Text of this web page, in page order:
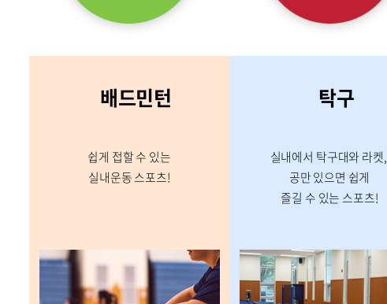
배드민턴
쉽게 접할 수 있는
실내운동 스포츠!
탁구
실내에서 탁구대와 라켓,
공만 있으면 쉽게
즐길 수 있는 스포츠!